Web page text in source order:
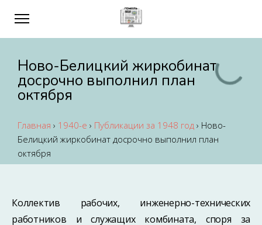
Ново-Белицкий жиркобинат
досрочно выполнил план
октября
Главная › 1940-е › Публикации за 1948 год › Ново-
Белицкий жиркобинат досрочно выполнил план
октября
Коллектив рабочих, инженерно-технических
работников и служащих комбината, споря за